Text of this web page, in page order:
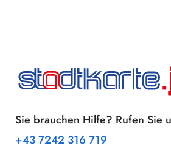
Sie brauchen Hilfe? Rufen Sie
+43 7242 316 719